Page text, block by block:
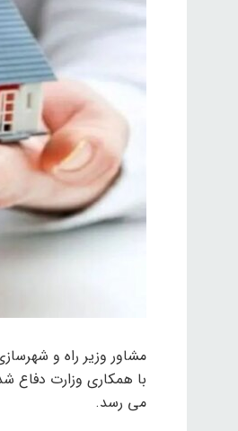
مشاور وزیر راه و
با همکاری وزارت دفاع
می رسد.